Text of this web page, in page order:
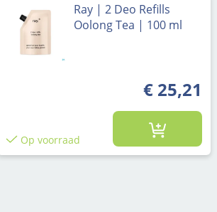
Ray | 2 Deo Refills
Oolong Tea | 100 ml
€ 25,21
Op voorraad